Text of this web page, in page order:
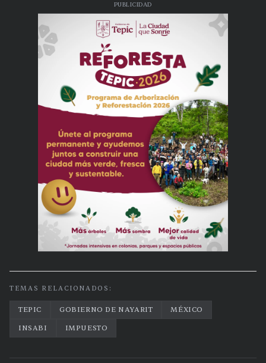
PUBLICIDAD
TEMAS RELACIONADOS:
TEPIC GOBIERNO DE NAYARIT
MÉXICO
INSABI
IMPUESTO